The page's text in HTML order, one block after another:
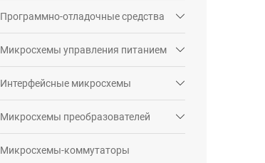
Программно-отладочные средства
Микросхемы управления питанием
Интерфейсные микросхемы
Микросхемы преобразователей
Микросхемы-коммутаторы